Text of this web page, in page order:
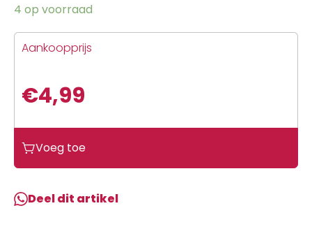
4 op voorraad
Aankoopprijs
€4,99
Voeg toe
Deel dit artikel